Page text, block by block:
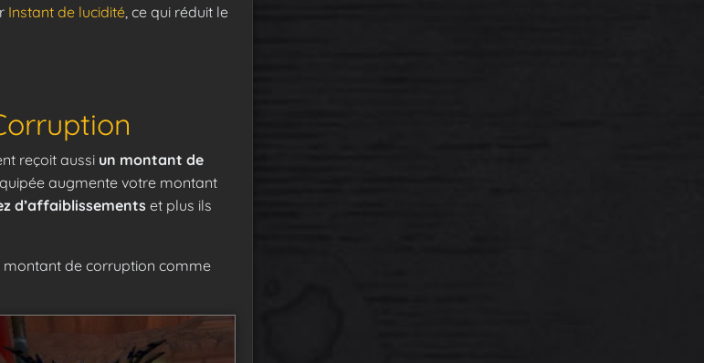
Instant de lucidité, ce qui réduit le
reçoit aussi un montant de
augmente votre montant
d’affaiblissements et plus ils
montant de corruption comme